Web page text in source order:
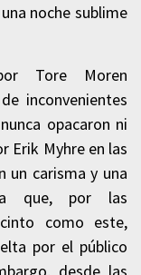
noche sublime
Tore Moren
inconvenientes
opacaron ni
Erik Myhre en las
un carisma y una
que, por las
como este,
por el público
desde las